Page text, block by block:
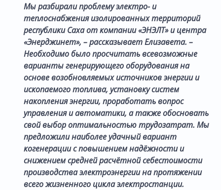
Мы разбирали проблему электро- и
теплоснабжения изолированных территорий
республики Саха от компании «ЭНЭЛТ» и центра
«Энерджинет», – рассказывает Елизавета. –
Необходимо было просчитать всевозможные
варианты генерирующего оборудования на
основе возобновляемых источников энергии и
ископаемого топлива, установку систем
накопления энергии, проработать вопрос
управления и автоматики, а также обосновать
свой выбор оптимальностью трудозатрат. Мы
предложили наиболее удачный вариант
когенерации с повышением надёжности и
снижением средней расчётной себестоимости
производства электроэнергии на протяжении
всего жизненного цикла электростанции.